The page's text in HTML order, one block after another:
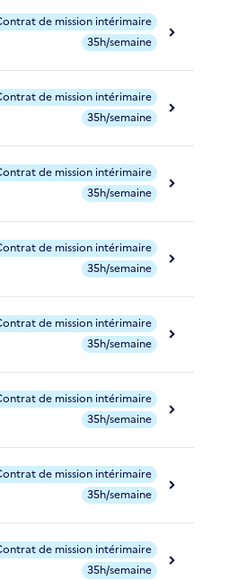
de mission intérimaire
35h/semaine
de mission intérimaire
35h/semaine
de mission intérimaire
35h/semaine
de mission intérimaire
35h/semaine
de mission intérimaire
35h/semaine
de mission intérimaire
35h/semaine
de mission intérimaire
35h/semaine
de mission intérimaire
35h/semaine